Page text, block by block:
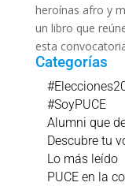
heroínas afro y
un libro que
esta
Categorías
#SoyPUCE
Alumni que
Descubre tu
Lo más leído
PUCE en la